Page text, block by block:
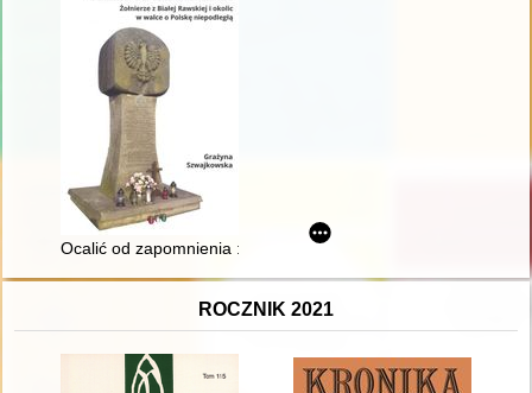
Ocalić od zapomnienia : żołnierze z Białej Rawskiej i okolic w
ROCZNIK 2021